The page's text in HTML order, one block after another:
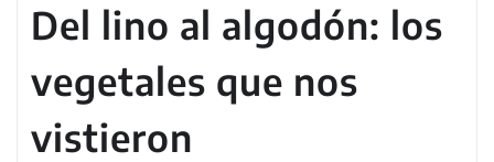
Del lino al algodón: los
vegetales que nos
vistieron